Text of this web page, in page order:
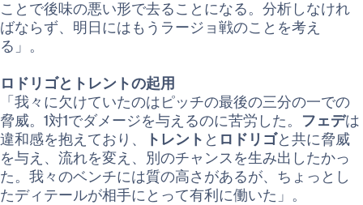
ことで後味の悪い形で去ることになる。分析しなけれ
ばならず、明日にはもうラージョ戦のことを考え
る」。
ロドリゴとトレントの起用
「我々に欠けていたのはピッチの最後の三分の一での
脅威。1対1でダメージを与えるのに苦労した。 フェデは
違和感を抱えており、
トレント と ロドリゴと共に脅威
を与え、流れを変え、別のチャンスを生み出したかっ
た。我々のベンチには質の高さがあるが、ちょっとし
たディテールが相手にとって有利に働いた」。